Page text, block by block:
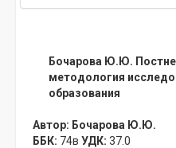
Бочарова Ю.Ю.
методология
образования
Автор: Бочарова Ю.Ю.
ББК: 74в УДК: 37.0